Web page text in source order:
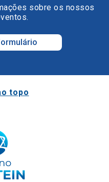
sobre os nossos
topo